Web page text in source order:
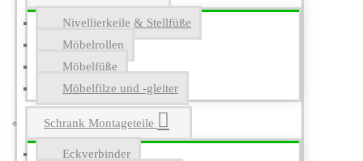
Nivellierkeile & Stellfüße
Möbelrollen
Möbelfüße
Möbelfilze und -gleiter
Schrank Montageteile
Eckverbinder